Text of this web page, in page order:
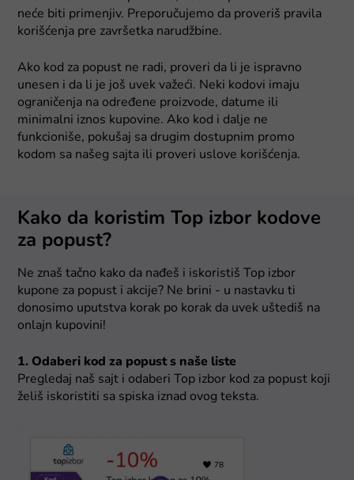
neće biti primenjiv. Preporučujemo da proveriš pravila
korišćenja pre završetka narudžbine.
Ako kod za popust ne radi, proveri da li je ispravno
unesen i da li je još uvek važeći. Neki kodovi imaju
ograničenja na određene proizvode, datume ili
minimalni iznos kupovine. Ako kod i dalje ne
funkcioniše, pokušaj sa drugim dostupnim promo
kodom sa našeg sajta ili proveri uslove korišćenja.
Kako da koristim Top izbor kodove
za popust?
Ne znaš tačno kako da nađeš i iskoristiš Top izbor
kupone za popust i akcije? Ne brini - u nastavku ti
donosimo uputstva korak po korak da uvek uštediš na
onlajn kupovini!
1. Odaberi kod za popust s naše liste
Pregledaj naš sajt i odaberi Top izbor kod za popust koji
želiš iskoristiti sa spiska iznad ovog teksta.